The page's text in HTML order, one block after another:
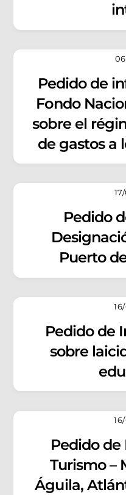
Pedido de
Fondo
sobre el
de gastos a
Pedido
Puerto
Pedido de
sobre
Pedido de
Turismo –
Águila,